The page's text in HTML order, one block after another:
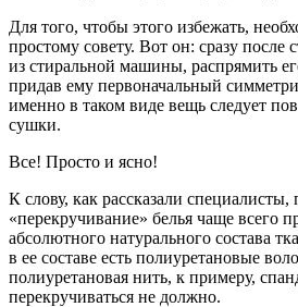
Для того, чтобы этого избежать,
простому совету. Вот он: сразу после
из стиральной машины, распрямить
придав ему первоначальный
именно в таком виде вещь следует
сушки.
Все! Просто и ясно!
К слову, как рассказали специалисты,
«перекручивание» белья чаще всего
абсолютного натурального состава
в ее составе есть полиуретановые
полиуретановая нить, к примеру,
перекручиваться не должно.